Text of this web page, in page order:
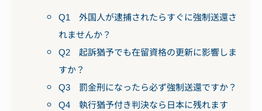
Q1 外国人が逮捕されたらすぐに強制送還さ
れませんか？
Q2 起訴猶予でも在留資格の更新に影響しま
すか？
Q3 罰金刑になったら必ず強制送還ですか？
Q4 執行猶予付き判決なら日本に残れます